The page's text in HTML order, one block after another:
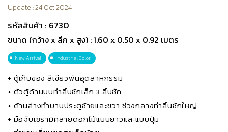
Update : 24 Oct 2024
รหัสสินค้า : 6730
ขนาด (กว้าง x ลึก x สูง) : 1.60 x 0.50 x 0.92 เมตร
New Arrival Industrial Color
+ ตู้เก็บของ สีเขียวพ่นอุตสาหกรรม
+ ตัวตู้ด้านบนทำลิ้นชักเล็ก 3 ลิ้นชัก
+ ด้านล่างทำบานประตูซ้ายและขวา ช่วงกลางทำลิ้นชักใหญ่
+ มือจับเซรามิคลายดอกไม้แบบยาวและแบบปุ่ม